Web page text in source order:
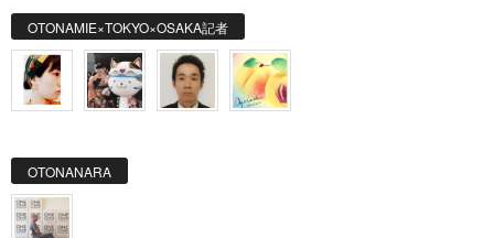
OTONAMIE×TOKYO×OSAKA記者
OTONANARA